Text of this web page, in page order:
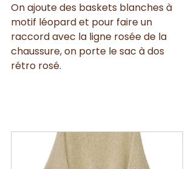
On ajoute des baskets blanches à
motif léopard et pour faire un
raccord avec la ligne rosée de la
chaussure, on porte le sac à dos
rétro rosé.